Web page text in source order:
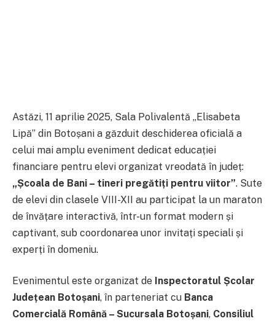
Astăzi, 11 aprilie 2025, Sala Polivalentă „Elisabeta
Lipă” din Botoșani a găzduit deschiderea oficială a
celui mai amplu eveniment dedicat educației
financiare pentru elevi organizat vreodată în județ:
„Școala de Bani – tineri pregătiți pentru viitor”. Sute
de elevi din clasele VIII-XII au participat la un maraton
de învățare interactivă, într-un format modern și
captivant, sub coordonarea unor invitați speciali și
experți în domeniu.
Evenimentul este organizat de Inspectoratul Școlar
Județean Botoșani, în parteneriat cu Banca
Comercială Română – Sucursala Botoșani, Consiliul